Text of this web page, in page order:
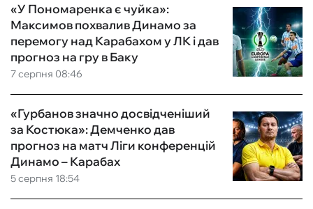
7 серпня 08:46
«У Пономаренка є чуйка»:
Максимов похвалив Динамо за
перемогу над Карабахом у ЛК і дав
прогноз на гру в Баку
5 серпня 18:54
«Гурбанов значно досвідченіший
за Костюка»: Демченко дав
прогноз на матч Ліги конференцій
Динамо – Карабах